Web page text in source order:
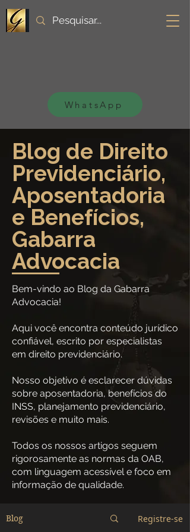
WhatsApp
Blog de Direito
Previdenciário,
Aposentadoria
e Benefícios,
Gabarra
Advocacia
Bem-vindo ao Blog da Gabarra
Advocacia!
Aqui você encontra conteúdo jurídico
confiável, escrito por especialistas
em direito previdenciário.
Nosso objetivo é esclarecer dúvidas
sobre aposentadoria, benefícios do
INSS, planejamento previdenciário,
revisões e muito mais.
Todos os nossos artigos seguem
rigorosamente as normas da OAB,
com linguagem acessível e foco em
informação de qualidade.
Blog Registre-se